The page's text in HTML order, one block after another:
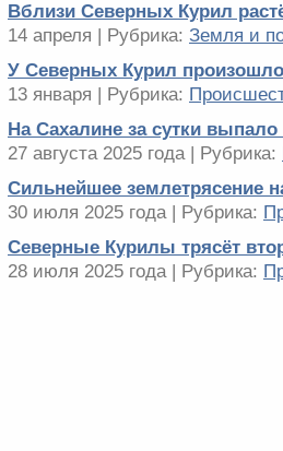
Вблизи Северных Курил
14 апреля | Рубрика: Земля и
У Северных Курил
13 января | Рубрика:
На Сахалине за сутки
27 августа 2025 года | Рубрика:
Сильнейшее землетрясение
30 июля 2025 года | Рубрика:
Северные Курилы трясёт
28 июля 2025 года | Рубрика: